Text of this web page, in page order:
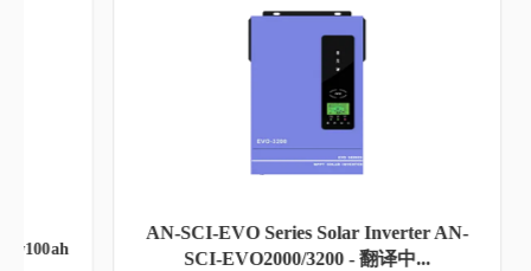
AN-SCI-EVO Series Solar Inverter AN-
SCI-EVO2000/3200 - 翻译中...